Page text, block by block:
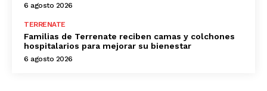
6 agosto 2026
TERRENATE
Familias de Terrenate reciben camas y colchones
hospitalarios para mejorar su bienestar
6 agosto 2026